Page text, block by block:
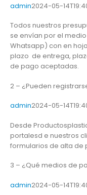
admin2024-05-
Todos nuestros
se envían por el
Whatsapp) con en
plazo de entrega,
de pago aceptadas.
2 – ¿Pueden
admin2024-05-
Desde
portalesd e nuestros
formularios de alta de
3 – ¿Qué medios de
admin2024-05-